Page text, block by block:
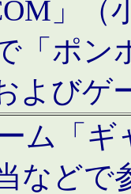
」（
「ポン
よびゲ
ム「
などで